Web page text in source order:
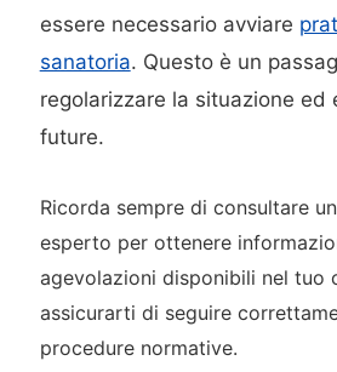
essere necessario avviare
sanatoria. Questo è un
regolarizzare la situazione ed
future.
Ricorda sempre di consultare
esperto per ottenere
agevolazioni disponibili nel tuo
assicurarti di seguire
procedure normative.